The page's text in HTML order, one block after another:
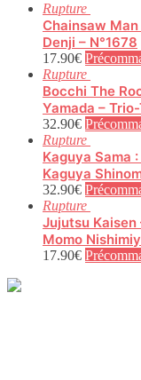
Rupture
Chainsaw Man
Denji – N°1678
17.90€
Rupture
Bocchi The
Yamada –
32.90€
Rupture
Kaguya Sama
Kaguya
32.90€
Rupture
Jujutsu Kaisen
Momo
17.90€